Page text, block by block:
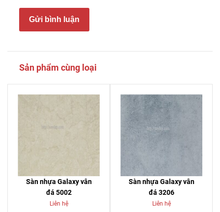
Gửi bình luận
Sản phẩm cùng loại
Sàn nhựa Galaxy vân
đá 5002
Liên hệ
Sàn nhựa Galaxy vân
đá 3206
Liên hệ